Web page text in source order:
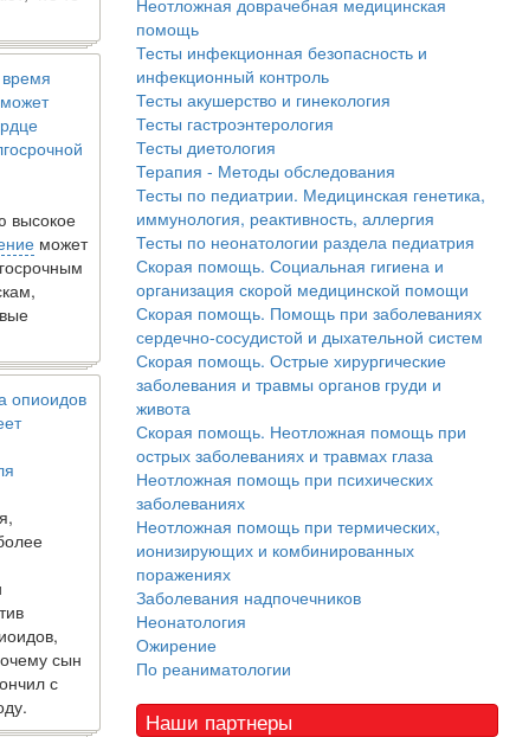
высокое
может
опиоидов
сын
с
Неотложная доврачебная медицинская
помощь
Тесты инфекционная безопасность и
инфекционный контроль
Тесты акушерство и гинекология
Тесты гастроэнтерология
Тесты диетология
Терапия - Методы обследования
Тесты по педиатрии. Медицинская генетика,
иммунология, реактивность, аллергия
Тесты по неонатологии раздела педиатрия
Скорая помощь. Социальная гигиена и
организация скорой медицинской помощи
Скорая помощь. Помощь при заболеваниях
сердечно-сосудистой и дыхательной систем
Скорая помощь. Острые хирургические
заболевания и травмы органов груди и
живота
Скорая помощь. Неотложная помощь при
острых заболеваниях и травмах глаза
Неотложная помощь при психических
заболеваниях
Неотложная помощь при термических,
ионизирующих и комбинированных
поражениях
Заболевания надпочечников
Неонатология
Ожирение
По реаниматологии
Наши партнеры